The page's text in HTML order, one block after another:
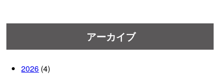
アーカイブ
2026 (4)